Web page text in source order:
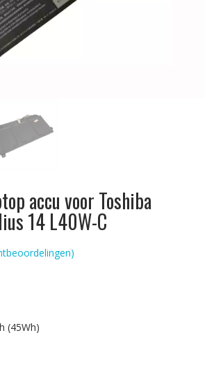
accu voor Toshiba
14 L40W-C
(45Wh)